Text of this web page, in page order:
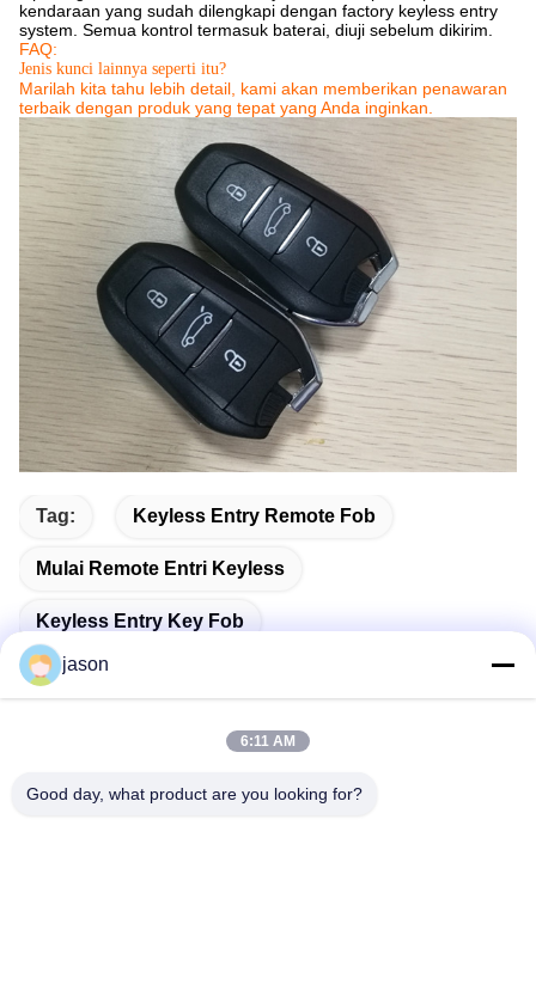
kendaraan yang sudah dilengkapi dengan factory keyless entry
system. Semua kontrol termasuk baterai, diuji sebelum dikirim.
FAQ:
Jenis kunci lainnya seperti itu?
Marilah kita tahu lebih detail, kami akan memberikan penawaran
terbaik dengan produk yang tepat yang Anda inginkan.
Tag: Keyless Entry Remote Fob
Mulai Remote Entri Keyless
Keyless Entry Key Fob
jason
6:11 AM
Good day, what product are you looking for?